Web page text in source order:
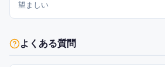
望ましい
よくある質問